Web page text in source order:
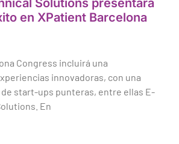
Solutions presentará
en XPatient Barcelona
Congress incluirá una
innovadoras, con una
start-ups punteras, entre ellas E-
En